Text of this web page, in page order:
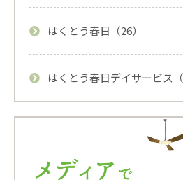
はくとう春日（26）
はくとう春日デイサービス（